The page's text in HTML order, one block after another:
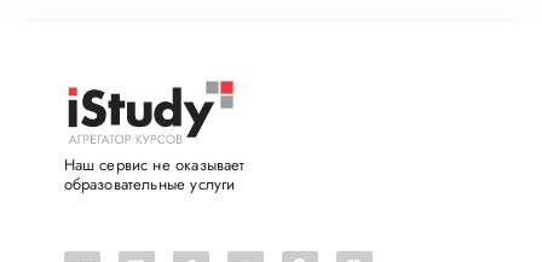
Наш сервис не оказывает
образовательные услуги